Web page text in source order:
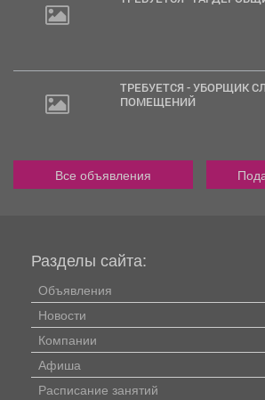
ТРЕБУЕТСЯ - УБОРЩИК СЛУЖЕБНЫХ
ПОМЕЩЕНИЙ
Все объявления
Разделы сайта:
Объявления
Новости
Компании
Афиша
Расписание занятий